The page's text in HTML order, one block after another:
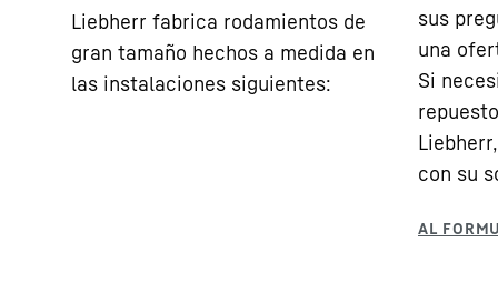
Liebherr fabrica rodamientos de
gran tamaño hechos a medida en
las instalaciones siguientes:
sus
una
Si
con su